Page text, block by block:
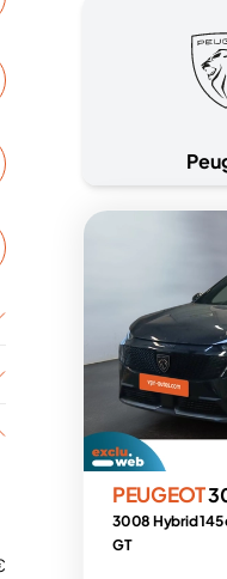
PEUGEOT
3008 Hybrid 145
GT